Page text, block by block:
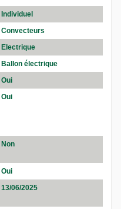
Individuel
Convecteurs
Electrique
Ballon électrique
Oui
Oui
Non
Oui
13/06/2025